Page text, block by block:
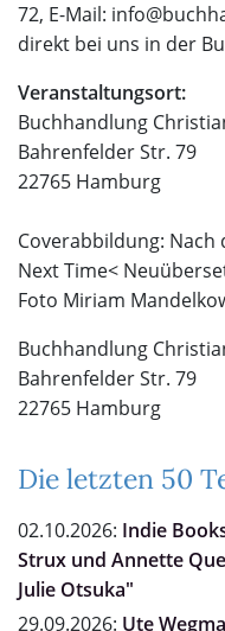
72, E-Mail:
direkt bei uns in der
Veranstaltungsort:
Buchhandlung
Bahrenfelder Str. 79
22765 Hamburg
Coverabbildung: Nach
Next Time<
Foto Miriam
Buchhandlung
Bahrenfelder Str. 79
22765 Hamburg
Die letzten 50
02.10.2026: Indie
Strux und Annette
Julie Otsuka"
29.09.2026: Ute